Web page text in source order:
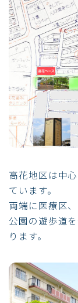
高花地区は中
ています。
両端に医療区
公園の遊歩道
ります。